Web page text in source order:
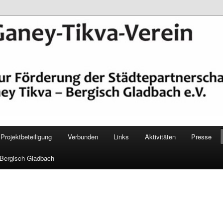
Bergisch Gladbach
Ganey Tikva – Bergisch Gladbach e. V.
Projektbeteiligung Verbunden Links Aktivitäten Presse
Gladbach